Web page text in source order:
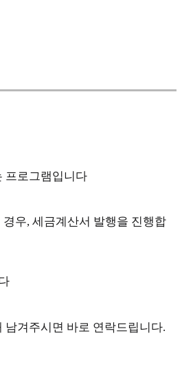
프로그램입니다
우, 세금계산서 발행을 진행합
남겨주시면 바로 연락드립니다.